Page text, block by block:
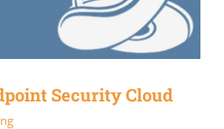
Security Cloud